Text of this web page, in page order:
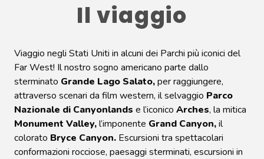
Il viaggio
Viaggio negli Stati Uniti in alcuni dei Parchi più iconici del
Far West! Il nostro sogno americano parte dallo
sterminato Grande Lago Salato,per raggiungere,
attraverso scenari da film western, il selvaggio Parco
Nazionale di Canyonlands e l’iconico Arches, la mitica
Monument Valley,l’imponente Grand Canyon,il
colorato Bryce Canyon. Escursioni tra spettacolari
conformazioni rocciose, paesaggi sterminati, escursioni in